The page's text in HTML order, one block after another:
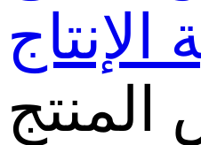
الإنتاج